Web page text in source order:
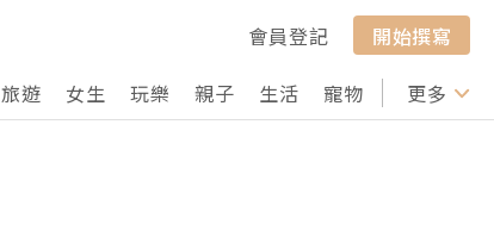
會員登記
開始撰寫
旅遊 女生 玩樂 親子 生活 寵物 行山 打卡
更多